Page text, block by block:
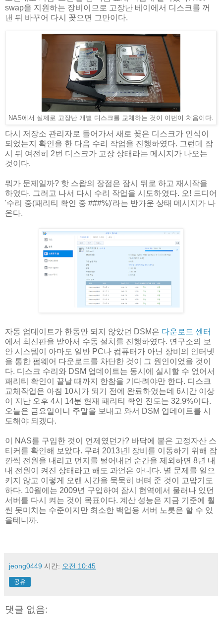
swap을 지원하는 장비이므로 고장난 베이에서 디스크를 꺼
낸 뒤 바꾸어 다시 꽂으면 그만이다.
NAS에서 실제로 고장난 개별 디스크를 교체하는 것이 이번이 처음이다.
다시 저장소 관리자로 들어가서 새로 꽂은 디스크가 인식이
되었는지 확인을 한 다음 수리 작업을 진행하였다. 그런데 잠
시 뒤 여전히 2번 디스크가 고장 상태라는 메시지가 나오는
것이다.
뭐가 문제일까? 핫 스왑의 장점은 잠시 뒤로 하고 재시작을
하였다. 그러고 나서 다시 수리 작업을 시도하였다. 오! 드디어
'수리 중(패리티 확인 중 ###%)'라는 반가운 상태 메시지가 나
온다.
자동 업데이트가 한동안 되지 않았던 DSM은 다운로드 센터
에서 최신판을 받아서 수동 설치를 진행하였다. 연구소의 보
안 시스템이 아마도 일반 PC나 컴퓨터가 아닌 장비의 인터넷
을 통한 펌웨어 다운로드를 차단한 것이 그 원인이었을 것이
다. 디스크 수리와 DSM 업데이트는 동시에 실시할 수 없어서
패리티 확인이 끝날 때까지 한참을 기다려야만 한다. 디스크
교체작업은 아침 10시가 되기 전에 완료하였는데 6시간 이상
이 지난 오후 4시 14분 현재 패리티 확인 진도는 32.9%이다.
오늘은 금요일이니 주말을 보내고 와서 DSM 업데이트를 시
도해야 되겠다.
이 NAS를 구입한 것이 언제였던가? 바닥에 붙은 고정자산 스
티커를 확인해 보았다. 무려 2013년! 장비를 이동하기 위해 잠
깐씩 전원을 내리고 먼지를 털어내던 순간을 제외하면 8년 내
내 전원이 켜진 상태라고 해도 과언은 아니다. 별 문제를 일으
키지 않고 이렇게 오랜 시간을 묵묵히 버텨 준 것이 고맙기도
하다. 10월에는 2009년 구입하여 잠시 현역에서 물러나 있던
서버를 다시 켜는 것이 목표이다. 계산 성능은 지금 기준에 훨
씬 못미치는 수준이지만 최소한 백업용 서버 노릇은 할 수 있
을테니까.
jeong0449 시간: 오전 10:45
공유
댓글 없음: